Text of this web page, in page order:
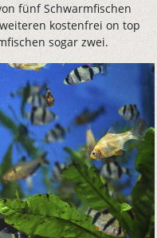
fünf Schwarmfischen
kostenfrei on top
sogar zwei.